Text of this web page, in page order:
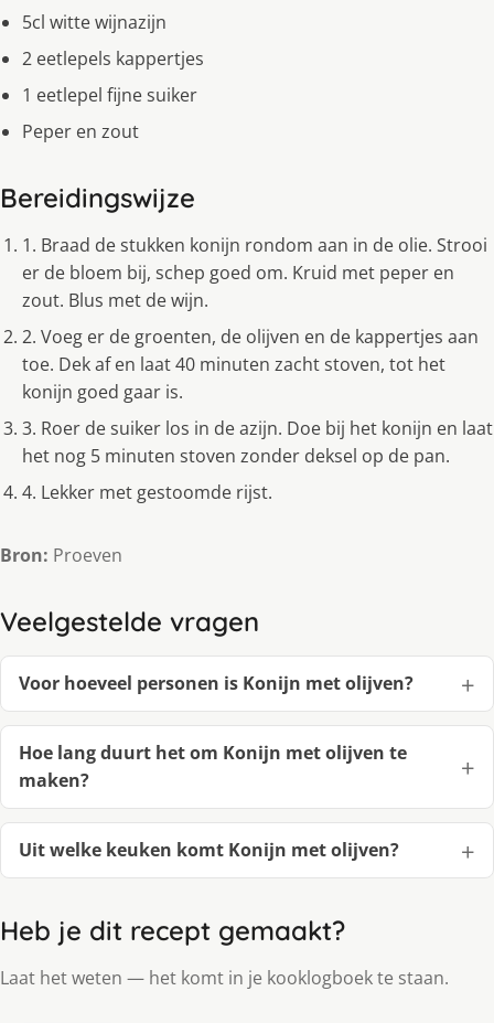
5cl witte wijnazijn
2 eetlepels kappertjes
1 eetlepel fijne suiker
Peper en zout
Bereidingswijze
1. Braad de stukken konijn rondom aan in de olie. Strooi
er de bloem bij, schep goed om. Kruid met peper en
zout. Blus met de wijn.
2. Voeg er de groenten, de olijven en de kappertjes aan
toe. Dek af en laat 40 minuten zacht stoven, tot het
konijn goed gaar is.
3. Roer de suiker los in de azijn. Doe bij het konijn en laat
het nog 5 minuten stoven zonder deksel op de pan.
4. Lekker met gestoomde rijst.
Bron: Proeven
Veelgestelde vragen
Voor hoeveel personen is Konijn met olijven?
Hoe lang duurt het om Konijn met olijven te
maken?
Uit welke keuken komt Konijn met olijven?
Heb je dit recept gemaakt?
Laat het weten — het komt in je kooklogboek te staan.